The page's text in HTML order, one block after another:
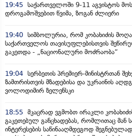
19:45 საქართველოში 9-11 აგვისტოს
დროგამოშვებით წვიმა, ზოგან ძლიერი
19:40 სიმბოლურია, რომ კობახიძის
საქართველოს თავისუფლებისთვის
გაკეთდა - „ნაციონალური მოძრაობა“
19:04 სერბეთის პრემიერ-მინისტრთან
ზამთრისთვის მზადებისა და უკრაინის
ვოლოდიმირ ზელენსკი
18:55 მკაცრად ვგმობთ ირაკლი
გაკეთებულ განცხადებას, რომლითაც
ინტერესების საწინააღმდეგოდ